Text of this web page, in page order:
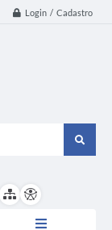
Login / Cadastro